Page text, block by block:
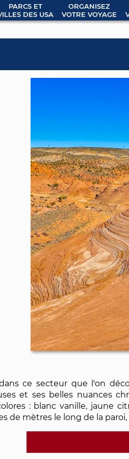
PARCS ET
DES USA
ORGANISEZ
VOTRE VOYAGE
ce secteur que l'on
et ses belles nuances
: blanc vanille, jaune
de mètres le long de la